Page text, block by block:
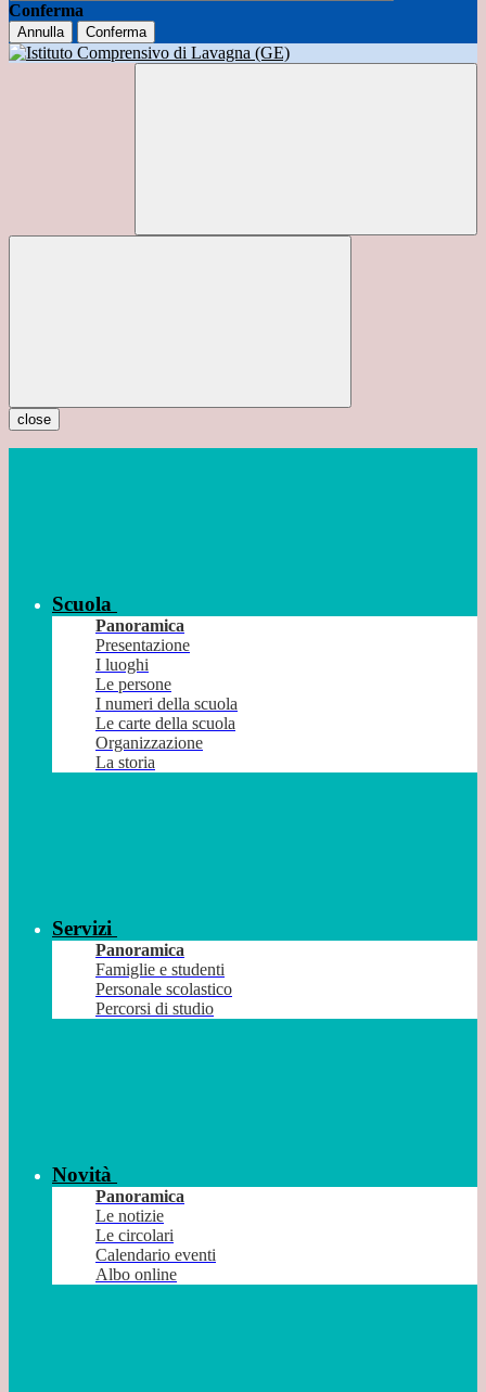
Conferma
Annulla Conferma
close
Scuola
Panoramica
Presentazione
I luoghi
Le persone
I numeri della scuola
Le carte della scuola
Organizzazione
La storia
Servizi
Panoramica
Famiglie e studenti
Personale scolastico
Percorsi di studio
Novità
Panoramica
Le notizie
Le circolari
Calendario eventi
Albo online